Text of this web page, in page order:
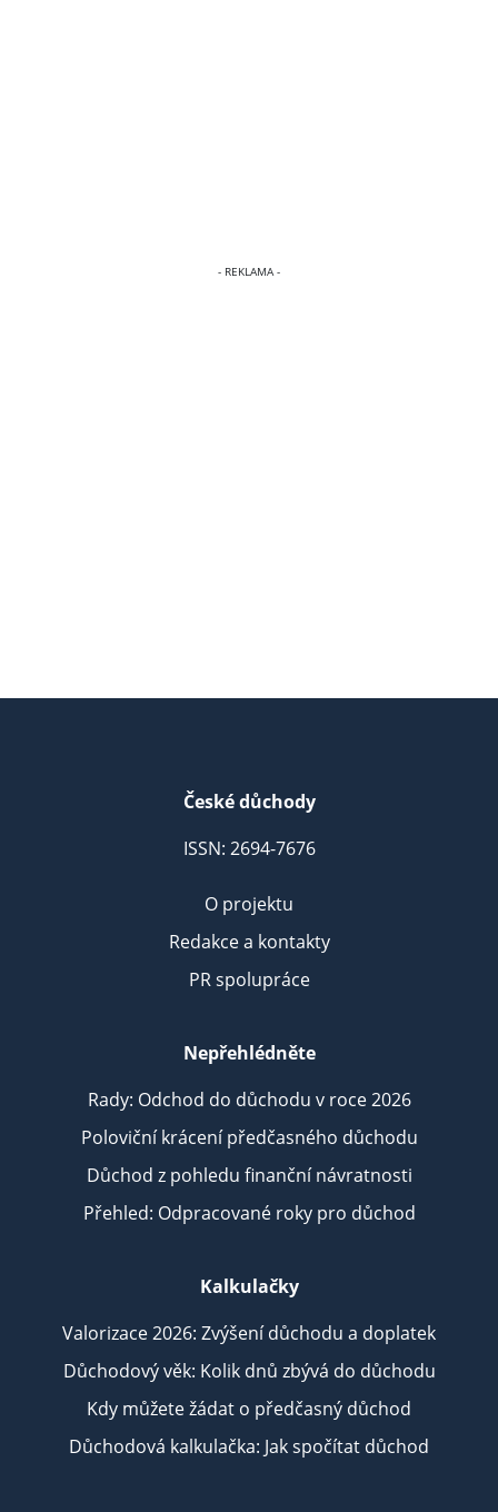
České důchody
ISSN: 2694-7676
O projektu
Redakce a kontakty
PR spolupráce
Nepřehlédněte
Rady: Odchod do důchodu v roce 2026
Poloviční krácení předčasného důchodu
Důchod z pohledu finanční návratnosti
Přehled: Odpracované roky pro důchod
Kalkulačky
Valorizace 2026: Zvýšení důchodu a doplatek
Důchodový věk: Kolik dnů zbývá do důchodu
Kdy můžete žádat o předčasný důchod
Důchodová kalkulačka: Jak spočítat důchod